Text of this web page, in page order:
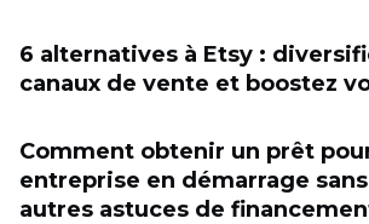
6 alternatives à Etsy :
canaux de vente et boostez
Comment obtenir un prêt
entreprise en démarrage
autres astuces de